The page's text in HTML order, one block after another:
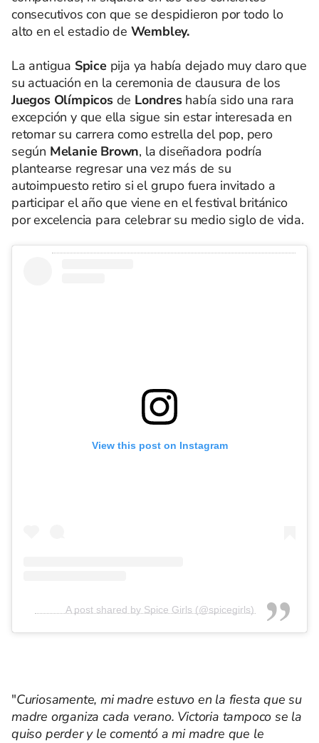
consecutivos con que se despidieron por todo lo
alto en el estadio de Wembley.
La antigua Spicepija ya había dejado muy claro que
su actuación en la ceremonia de clausura de los
Juegos Olímpicosde Londreshabía sido una rara
excepción y que ella sigue sin estar interesada en
retomar su carrera como estrella del pop, pero
según Melanie Brown, la diseñadora podría
plantearse regresar una vez más de su
autoimpuesto retiro si el grupo fuera invitado a
participar el año que viene en el festival británico
por excelencia para celebrar su medio siglo de vida.
View this post on Instagram
A post shared by Spice Girls (@spicegirls)
"Curiosamente, mi madre estuvo en la fiesta que su
madre organiza cada verano. Victoria tampoco se la
quiso perder y le comentó a mi madre que le